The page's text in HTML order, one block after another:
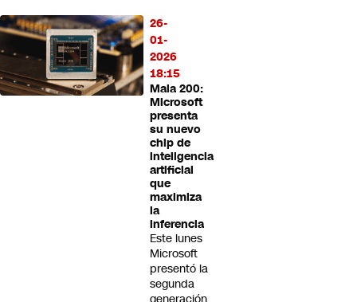
26-
01-
2026
18:15
Maia 200:
Microsoft
presenta
su nuevo
chip de
inteligencia
artificial
que
maximiza
la
inferencia
Este lunes
Microsoft
presentó la
segunda
generación